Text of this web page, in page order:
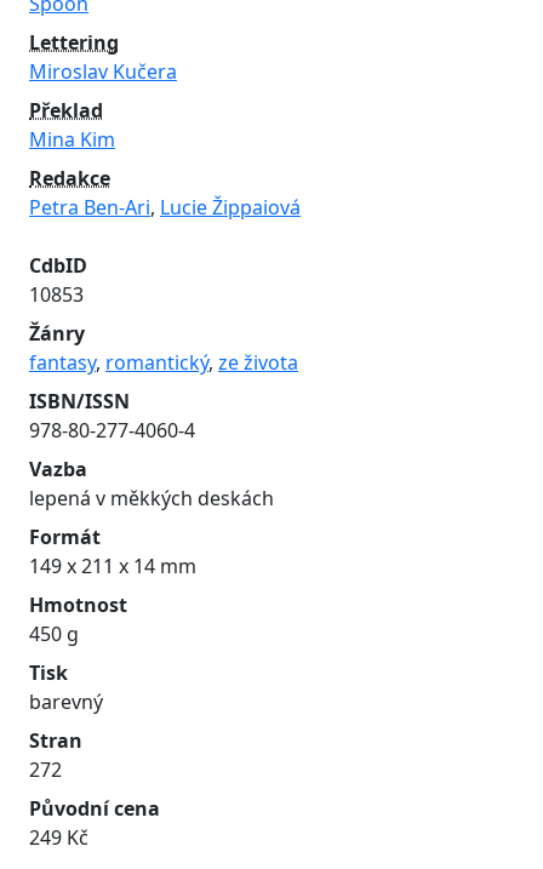
Lettering
Miroslav Kučera
Překlad
Mina Kim
Redakce
Petra Ben-Ari, Lucie Žippaiová
CdbID
10853
Žánry
fantasy, romantický, ze života
ISBN/ISSN
978-80-277-4060-4
Vazba
lepená v měkkých deskách
Formát
149 x 211 x 14 mm
Hmotnost
450 g
Tisk
barevný
Stran
272
Původní cena
249 Kč